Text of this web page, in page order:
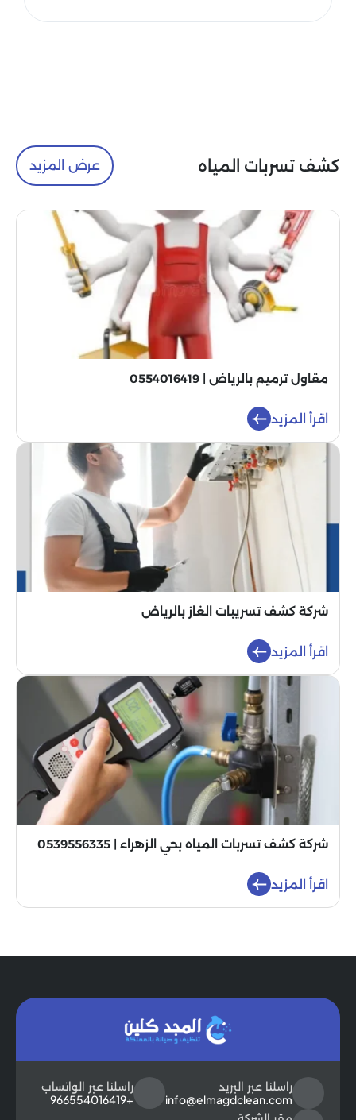
كشف تسربات المياه عرض المزيد
مقاول ترميم بالرياض | 0554016419
اقرأ المزيد
شركة كشف تسريبات الغاز بالرياض
اقرأ المزيد
شركة كشف تسربات المياه بحي الزهراء | 0539556335
اقرأ المزيد
راسلنا عبر البريد
info@elmagdclean.com
راسلنا عبر الواتساب
+966554016419